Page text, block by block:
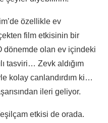
özellikle ev
film etkisinin bir
dönemde olan ev içindeki
tasviri… Zevk aldığım
kolay canlandırdım ki…
ileri geliyor.
etkisi de orada.